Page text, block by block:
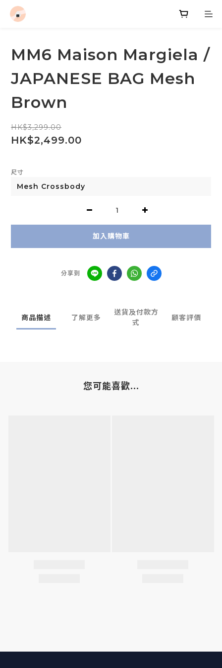
MM6 Maison Margiela /
JAPANESE BAG Mesh
Brown
HK$3,299.00
HK$2,499.00
尺寸
加入購物車
分享到
商品描述 了解更多
送貨及付款方
式
顧客評價
您可能喜歡...